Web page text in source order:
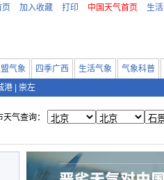
页 加入收藏 打印 中国天气首页 生活
气象 四季广西 生活气象 气象科普
港 崇左
天气查询：